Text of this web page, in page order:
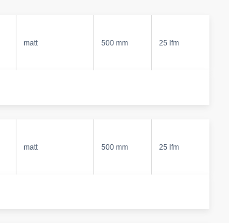
matt 500 mm 25 lfm
matt 500 mm 25 lfm